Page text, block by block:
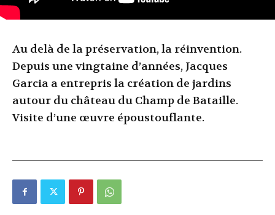
Au delà de la préservation, la réinvention.
Depuis une vingtaine d’années, Jacques
Garcia a entrepris la création de jardins
autour du château du Champ de Bataille.
Visite d’une œuvre époustouflante.